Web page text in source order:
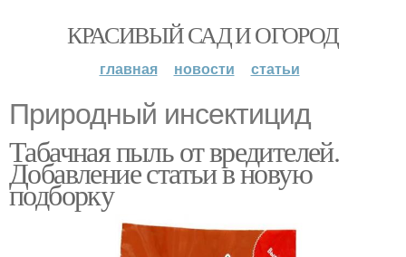
КРАСИВЫЙ САД И ОГОРОД
главная новости статьи
Природный инсектицид
Табачная пыль от вредителей.
Добавление статьи в новую
подборку